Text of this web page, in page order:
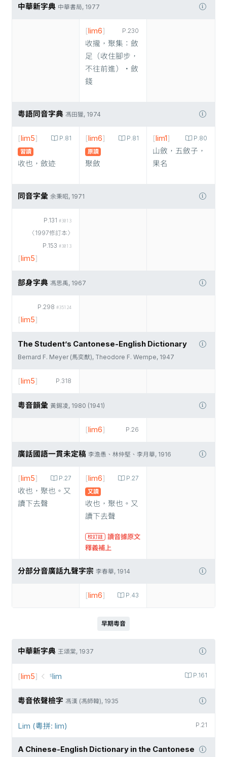
中華新字典 中華書局, 1977
P.230
[lim6]
收攏，聚集：斂
足（收住腳步，
不往前進）‧斂
錢
粵語同音字典 馮田獵, 1974
P.81
[lim5]
習讀
收也，斂迹
P.81
[lim6]
原讀
聚斂
P.80
[lim1]
山斂，五斂子，
果名
同音字彙 余秉昭, 1971
P.131 #3013
〈1997修訂本〉
P.153 #3013
[lim5]
部身字典 馮思禹, 1967
P.298 #35124
[lim5]
The Student’s Cantonese-English Dictionary
Bernard F. Meyer (馬奕猷), Theodore F. Wempe, 1947
P.318
[lim5]
粵音韻彙 黃錫凌, 1980 (1941)
P.26
[lim6]
廣話國語一貫未定稿 李澹愚、林仲堅、李月華, 1916
P.27
[lim5]
收也，聚也。又
讀下去聲
P.27
[lim6]
又讀
收也，聚也。又
讀下去聲
校訂註
讀音據原文
釋義補上
分部分音廣話九聲字宗 李春華, 1914
P.43
[lim6]
早期粵音
中華新字典 王頌棠, 1937
P.161
[lim5] ꜃lim
粵音依聲檢字 馮漢 (馮師韓), 1935
P.21
Lim (粵拼: lim)
A Chinese-English Dictionary in the Cantonese